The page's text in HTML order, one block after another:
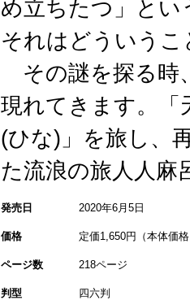
め立ちたつ」とい
それはどういうこ
その謎を探る時
現れてきます。「
(ひな)」を旅し、
た流浪の旅人人
発売日 2020年6月5日
価格 定価1,650円（本体価
ページ数 218ページ
判型 四六判